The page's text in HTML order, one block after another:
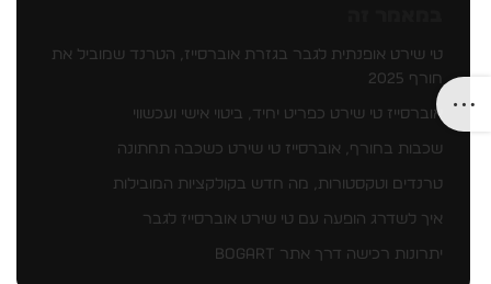
טי שירט אופנתית לגבר בגזרת אוברסייז, הטרנד שמוביל את
חורף 2025
אוברסייז טי שירט כפריט יחיד, ביטוי אישי ועכשווי
שכבות בחורף, אוברסייז טי שירט כשכבה תחתונה
טרנדים וטקסטורות, מה חדש בקולקציות המובילות
איך לשדרג הופעה עם טי שירט אוברסייז לגבר
יתרונות רכישה דרך אתר BOGART